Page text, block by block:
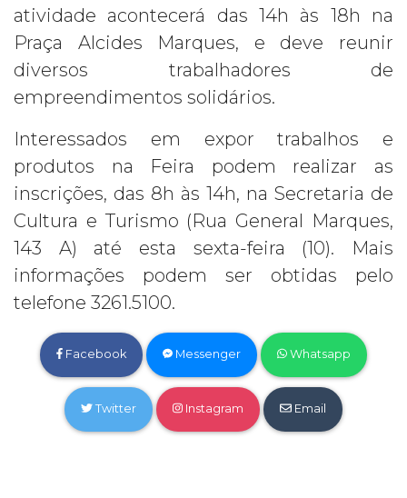
atividade acontecerá das 14h às 18h na
Praça Alcides Marques, e deve reunir
diversos trabalhadores de
empreendimentos solidários.
Interessados em expor trabalhos e
produtos na Feira podem realizar as
inscrições, das 8h às 14h, na Secretaria de
Cultura e Turismo (Rua General Marques,
143 A) até esta sexta-feira (10). Mais
informações podem ser obtidas pelo
telefone 3261.5100.
Facebook Messenger Whatsapp
Twitter Instagram Email